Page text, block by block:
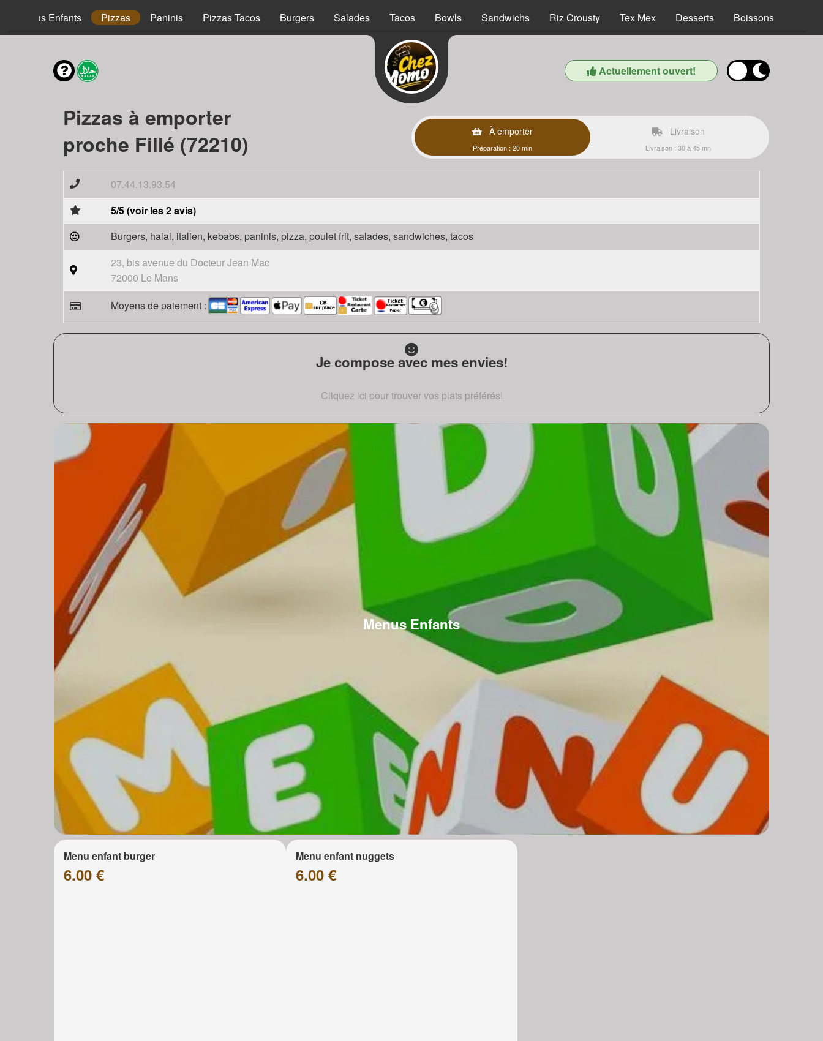
Menus Enfants Pizzas Paninis Pizzas Tacos Burgers Salades Tacos Bowls Sandwichs Riz Crousty Tex Mex Desserts Boissons
Actuellement ouvert!
Pizzas à emporter
proche Fillé (72210)
À emporter
Préparation : 20 min
Livraison
Livraison : 30 à 45 mn
07.44.13.93.54
5/5 (voir les 2 avis)
Burgers, halal, italien, kebabs, paninis, pizza, poulet frit, salades, sandwiches, tacos
23, bis avenue du Docteur Jean Mac
72000 Le Mans
Moyens de paiement :
Je compose avec mes envies!
Cliquez ici pour trouver vos plats préférés!
Menus Enfants
Menu enfant burger
6.00 €
Menu enfant nuggets
6.00 €